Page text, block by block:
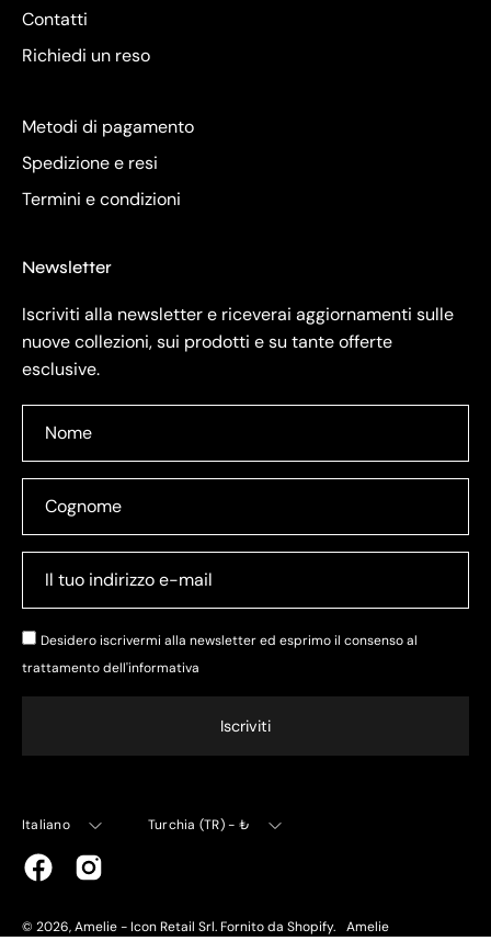
Contatti
Richiedi un reso
Metodi di pagamento
Spedizione e resi
Termini e condizioni
Newsletter
Iscriviti alla newsletter e riceverai aggiornamenti sulle
nuove collezioni, sui prodotti e su tante offerte
esclusive.
Desidero iscrivermi alla newsletter ed esprimo il consenso al
trattamento dell'informativa
Iscriviti
Lingua
Italiano Valuta
Turchia (TR) - ₺
© 2026,Amelie - Icon Retail Srl.Fornito da Shopify.
Amelie